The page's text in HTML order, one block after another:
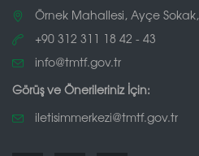
Örnek Mahallesi, Ayçe
+90 312 311 18 42 - 43
info@tmtf.gov.tr
Görüş ve Önerileriniz İçin:
iletisimmerkezi@tmtf.gov.tr